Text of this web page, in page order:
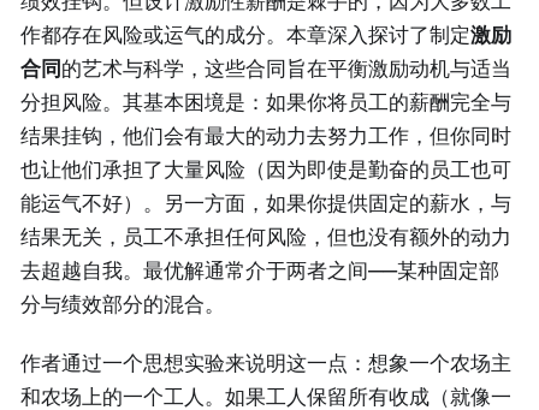
作都存在风险或运气的成分。本章深入探讨了制定激励
合同的艺术与科学，这些合同旨在平衡激励动机与适当
分担风险。其基本困境是：如果你将员工的薪酬完全与
结果挂钩，他们会有最大的动力去努力工作，但你同时
也让他们承担了大量风险（因为即使是勤奋的员工也可
能运气不好）。另一方面，如果你提供固定的薪水，与
结果无关，员工不承担任何风险，但也没有额外的动力
去超越自我。最优解通常介于两者之间——某种固定部
分与绩效部分的混合。
作者通过一个思想实验来说明这一点：想象一个农场主
和农场上的一个工人。如果工人保留所有收成（就像一